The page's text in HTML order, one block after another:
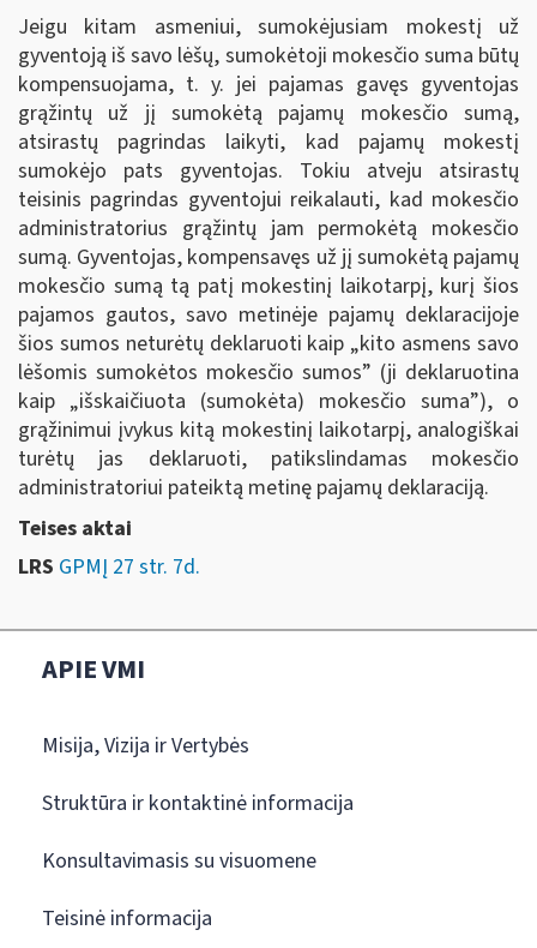
Jeigu kitam asmeniui, sumokėjusiam mokestį už
gyventoją iš savo lėšų, sumokėtoji mokesčio suma būtų
kompensuojama, t. y. jei pajamas gavęs gyventojas
grąžintų už jį sumokėtą pajamų mokesčio sumą,
atsirastų pagrindas laikyti, kad pajamų mokestį
sumokėjo pats gyventojas. Tokiu atveju atsirastų
teisinis pagrindas gyventojui reikalauti, kad mokesčio
administratorius grąžintų jam permokėtą mokesčio
sumą. Gyventojas, kompensavęs už jį sumokėtą pajamų
mokesčio sumą tą patį mokestinį laikotarpį, kurį šios
pajamos gautos, savo metinėje pajamų deklaracijoje
šios sumos neturėtų deklaruoti kaip „kito asmens savo
lėšomis sumokėtos mokesčio sumos” (ji deklaruotina
kaip „išskaičiuota (sumokėta) mokesčio suma”), o
grąžinimui įvykus kitą mokestinį laikotarpį, analogiškai
turėtų jas deklaruoti, patikslindamas mokesčio
administratoriui pateiktą metinę pajamų deklaraciją.
Teises aktai
LRS GPMĮ 27 str. 7d.
APIE VMI
Misija, Vizija ir Vertybės
Struktūra ir kontaktinė informacija
Konsultavimasis su visuomene
Teisinė informacija